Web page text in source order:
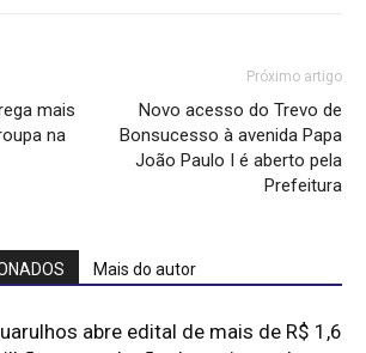
mais
na
Próximo artigo
Novo acesso do Trevo de
Bonsucesso à avenida Papa
João Paulo I é aberto pela
Prefeitura
Mais do autor
abre edital de mais de R$ 1,6